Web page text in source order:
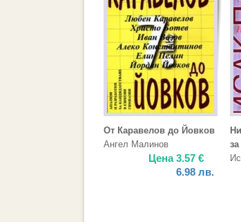
От Каравелов до Йовков
Ангел Малинов
Цена3.57 €
6.98 лв.